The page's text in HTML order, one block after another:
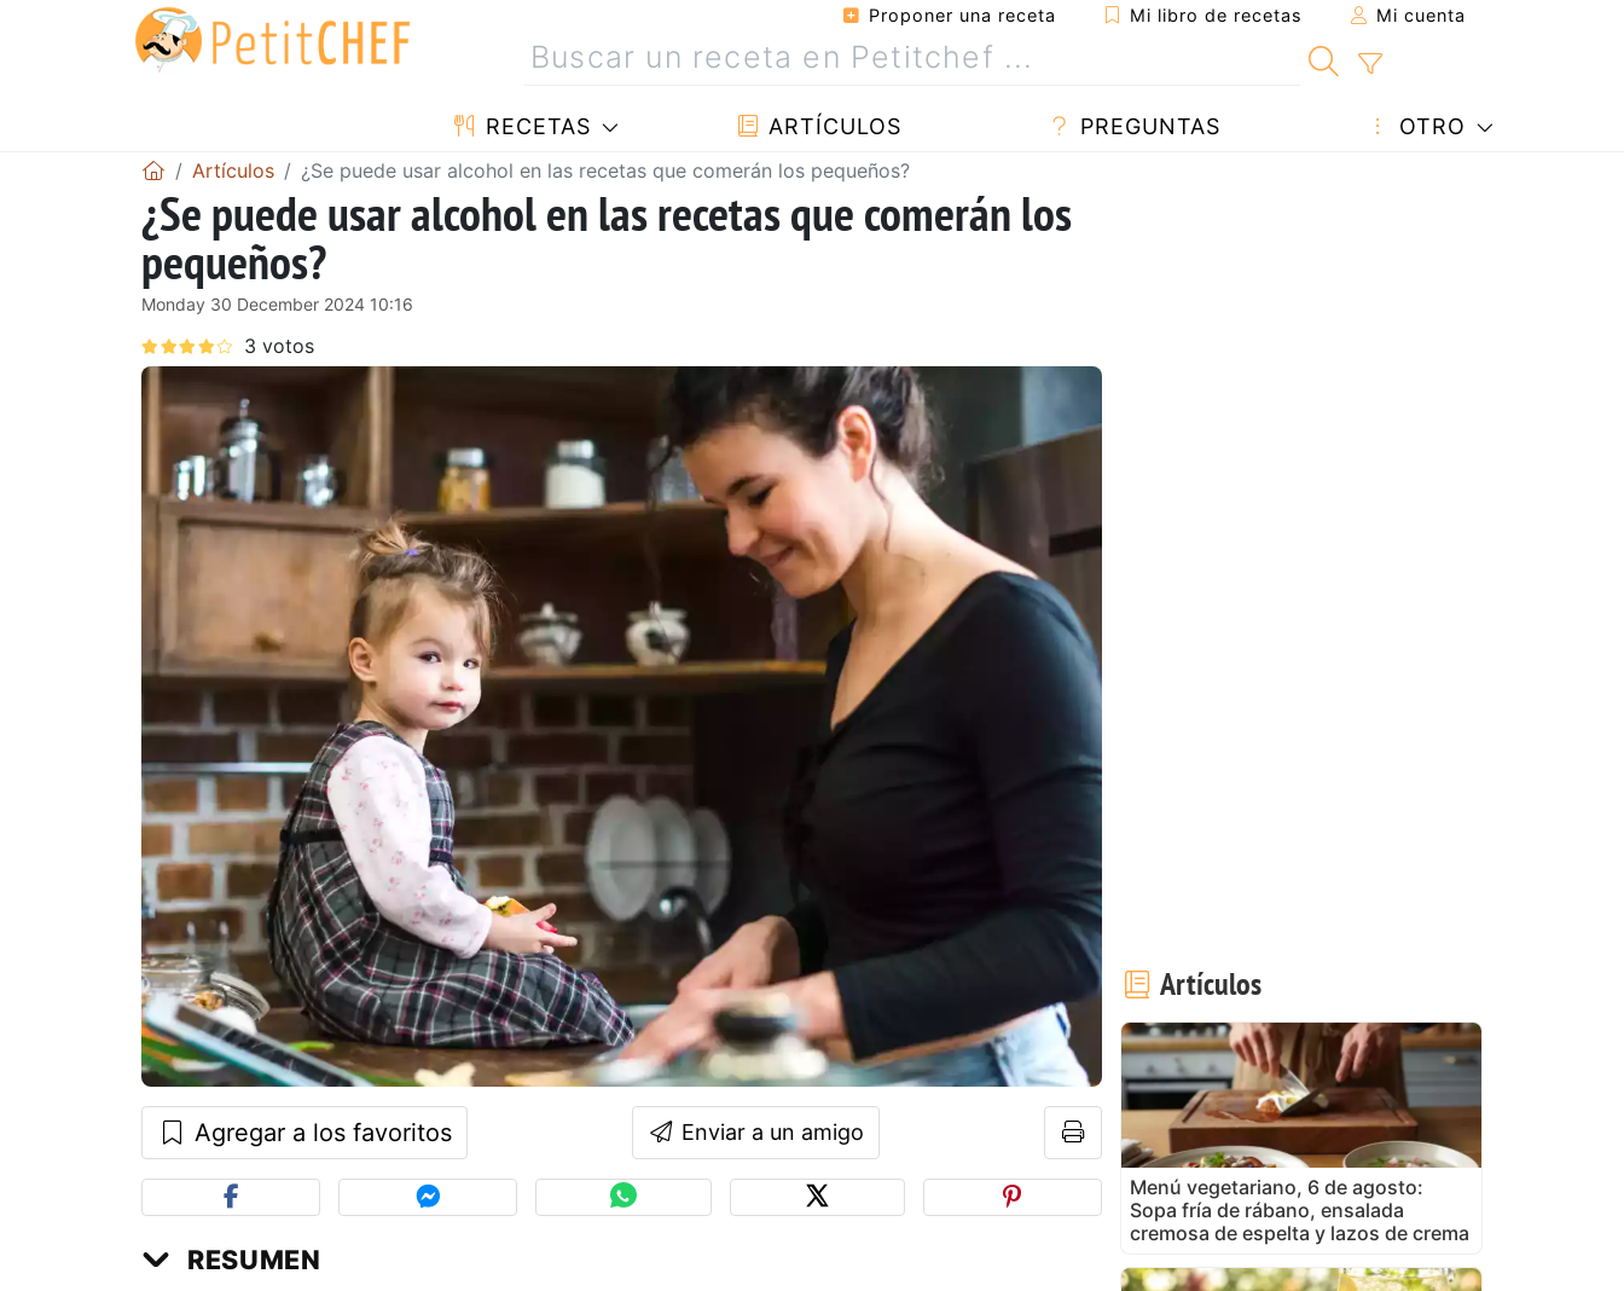
Proponer una receta Mi libro de recetas Mi cuenta
RECETAS ARTÍCULOS PREGUNTAS OTRO
Artículos ¿Se puede usar alcohol en las recetas que comerán los pequeños?
¿Se puede usar alcohol en las recetas que comerán los
pequeños?
Monday 30 December 2024 10:16
Agregar a los favoritos Enviar a un amigo
RESUMEN
Artículos
Menú vegetariano, 6 de agosto:
Sopa fría de rábano, ensalada
cremosa de espelta y lazos de crema